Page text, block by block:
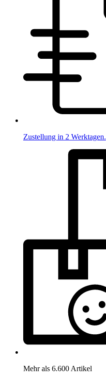
Zustellung in 2 Werktagen.
Mehr als 6.600 Artikel